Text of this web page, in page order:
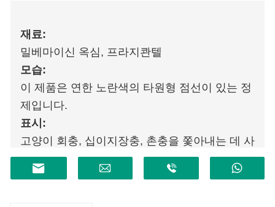
재료:
밀베마이신 옥심, 프라지콴텔
모습:
이 제품은 연한 노란색의 타원형 점선이 있는 정
제입니다.
표시:
고양이 회충, 십이지장충, 촌충을 쫓아내는 데 사
용됩니다.